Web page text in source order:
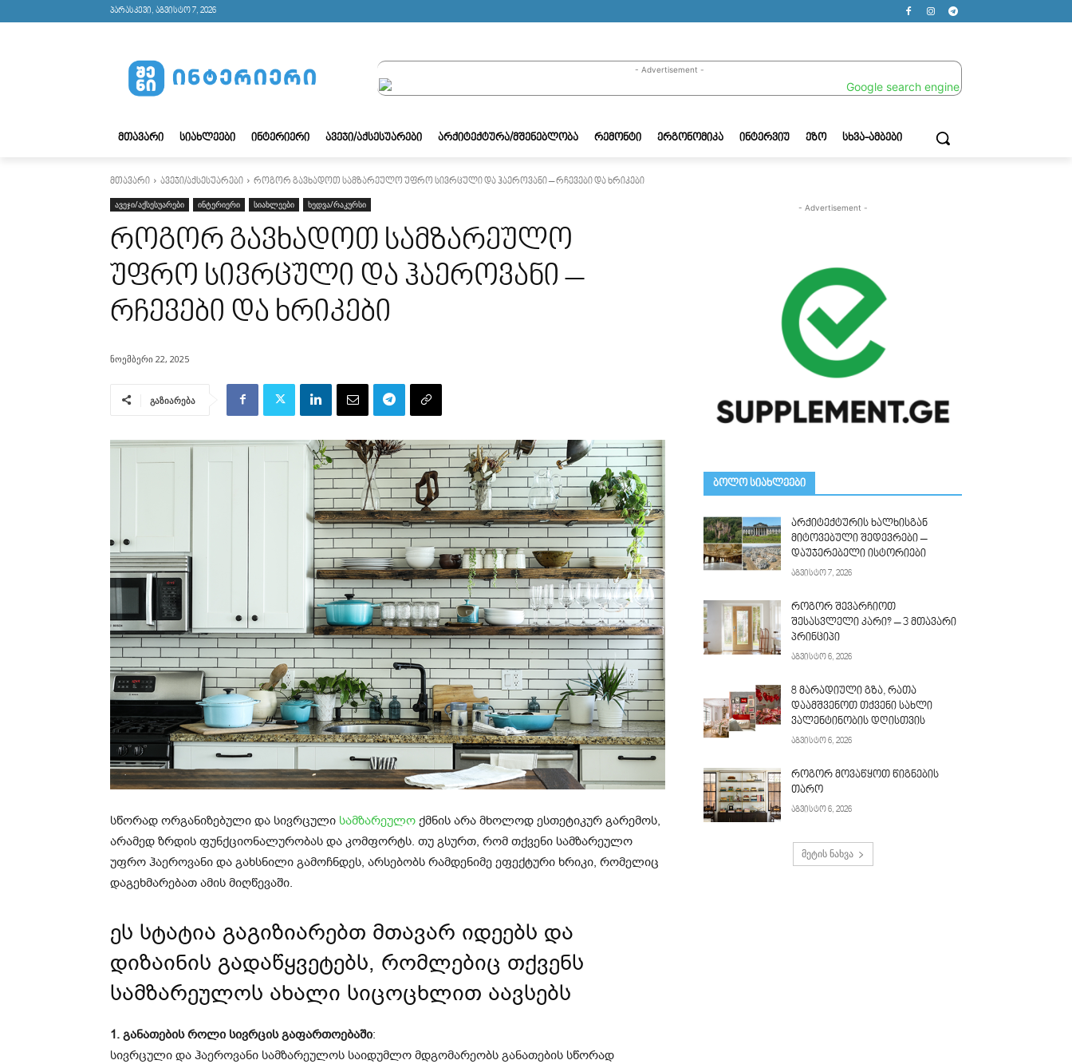
პარასკევი, აგვისტო 7, 2026
- Advertisement -
ᲛᲗᲐᲕᲐᲠᲘ ᲡᲘᲐᲮᲚᲔᲔᲑᲘ ᲘᲜᲢᲔᲠᲘᲔᲠᲘ ᲐᲕᲔᲯᲘ/ᲐᲥᲡᲔᲡᲣᲐᲠᲔᲑᲘ ᲐᲠᲥᲘᲢᲔᲥᲢᲣᲠᲐ/ᲛᲨᲔᲜᲔᲑᲚᲝᲑᲐ ᲠᲔᲛᲝᲜᲢᲘ ᲔᲠᲒᲝᲜᲝᲛᲘᲙᲐ ᲘᲜᲢᲔᲠᲕᲘᲣ ᲔᲖᲝ ᲡᲮᲕᲐ-ᲐᲛᲑᲔᲑᲘ
მთავარი ავეჯი/აქსესუარები როგორ გავხადოთ სამზარეულო უფრო სივრცული და ჰაეროვანი – რჩევები და ხრიკები
ავეჯი/აქსესუარები ინტერიერი სიახლეები ხედვა/რაკურსი
როგორ გავხადოთ სამზარეულო
უფრო სივრცული და ჰაეროვანი –
რჩევები და ხრიკები
ნოემბერი 22, 2025
გაზიარება
სწორად ორგანიზებული და სივრცული სამზარეულო ქმნის არა მხოლოდ ესთეტიკურ გარემოს,
არამედ ზრდის ფუნქციონალურობას და კომფორტს. თუ გსურთ, რომ თქვენი სამზარეულო
უფრო ჰაეროვანი და გახსნილი გამოჩნდეს, არსებობს რამდენიმე ეფექტური ხრიკი, რომელიც
დაგეხმარებათ ამის მიღწევაში.
ეს სტატია გაგიზიარებთ მთავარ იდეებს და
დიზაინის გადაწყვეტებს, რომლებიც თქვენს
სამზარეულოს ახალი სიცოცხლით აავსებს
1. განათების როლი სივრცის გაფართოებაში:
სივრცული და ჰაეროვანი სამზარეულოს საიდუმლო მდგომარეობს განათების სწორად
- Advertisement -
ᲑᲝᲚᲝ ᲡᲘᲐᲮᲚᲔᲔᲑᲘ
არქიტექტურის ხალხისგან
მიტოვებული შედევრები –
დაუჯერებელი ისტორიები
აგვისტო 7, 2026
როგორ შევარჩიოთ
შესასვლელი კარი? – 3 მთავარი
პრინციპი
აგვისტო 6, 2026
8 მარადიული გზა, რათა
დაამშვენოთ თქვენი სახლი
ვალენტინობის დღისთვის
აგვისტო 6, 2026
როგორ მოვაწყოთ წიგნების
თარო
აგვისტო 6, 2026
მეტის ნახვა